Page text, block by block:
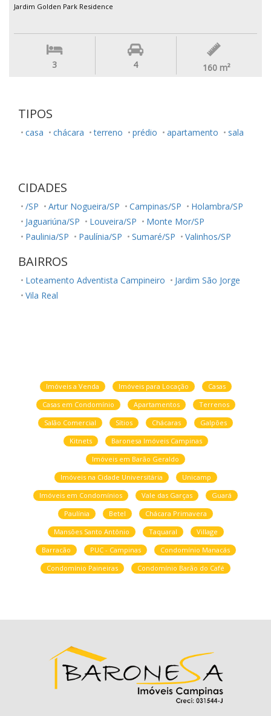
Jardim Golden Park Residence
3 4 160 m²
TIPOS
casa chácara terreno prédio apartamento sala
CIDADES
/SP Artur Nogueira/SP Campinas/SP
Holambra/SP
Jaguariúna/SP
Louveira/SP
Monte Mor/SP
Paulinia/SP
Paulínia/SP Sumaré/SP Valinhos/SP
BAIRROS
Loteamento Adventista Campineiro
Jardim São Jorge
Vila Real
Imóveis a Venda Imóveis para Locação
Casas
Casas em Condomínio
Apartamentos
Terrenos
Salão Comercial
Sítios Chácaras
Galpões
Kitnets
Baronesa Imóveis Campinas
Imóveis em Barão Geraldo
Imóveis na Cidade Universitária
Unicamp
Imóveis em Condomínios
Vale das Garças
Guará
Paulínia
Betel
Chácara Primavera
Mansões Santo Antônio
Taquaral
Village
Barracão
PUC - Campinas
Condomínio Manacás
Condomínio Paineiras
Condomínio Barão do Café